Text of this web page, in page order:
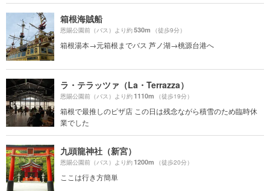
箱根海賊船
恩賜公園前（バス）より約530m （徒歩9分）
箱根湯本→元箱根までバス 芦ノ湖→桃源台港へ
ラ・テラッツァ（La・Terrazza）
恩賜公園前（バス）より約1110m （徒歩19分）
箱根で最推しのピザ店 この日は残念ながら積雪のため臨時休
業でした
九頭龍神社（新宮）
恩賜公園前（バス）より約1200m （徒歩20分）
ここは行き方簡単